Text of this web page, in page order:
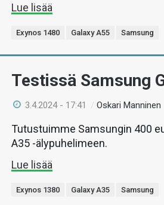
Lue lisää
Exynos 1480 Galaxy A55 Samsung
Testissä Samsung
3.4.2024 - 17:41 /Oskari Manninen
Tutustuimme Samsungin 400
A35 -älypuhelimeen.
Lue lisää
Exynos 1380 Galaxy A35 Samsung